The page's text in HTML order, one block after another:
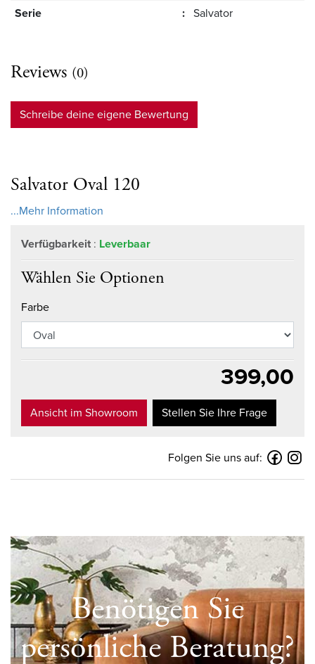
Serie
: Salvator
Reviews (0)
Schreibe deine eigene Bewertung
Salvator Oval 120
...Mehr Information
Verfügbarkeit : Leverbaar
Wählen Sie Optionen
Farbe
399,00
Ansicht im Showroom Stellen Sie Ihre Frage
Folgen Sie uns auf:
Benötigen Sie
persönliche Beratung?